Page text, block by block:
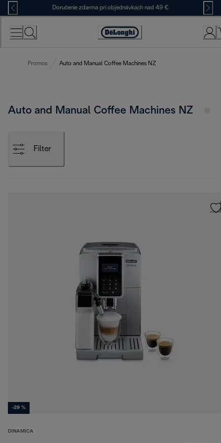
Skip
to
Content
Doručenie zdarma pri objednávkach nad 49 €
Accessibility
Promos Auto and Manual Coffee Machines NZ
Auto and Manual Coffee Machines NZ
Filter
-29 %
DINAMICA